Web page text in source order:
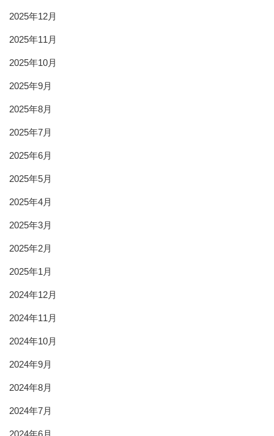
2025年12月
2025年11月
2025年10月
2025年9月
2025年8月
2025年7月
2025年6月
2025年5月
2025年4月
2025年3月
2025年2月
2025年1月
2024年12月
2024年11月
2024年10月
2024年9月
2024年8月
2024年7月
2024年6月